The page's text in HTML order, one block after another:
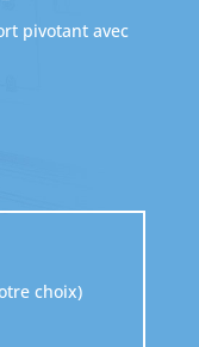
pivotant avec
choix)